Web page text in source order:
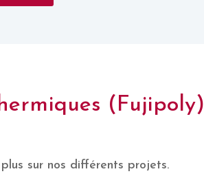
(Fujipoly)
sur nos différents projets.